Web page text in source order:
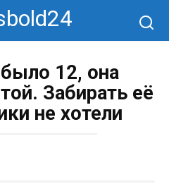
12, она
Забирать её
не хотели